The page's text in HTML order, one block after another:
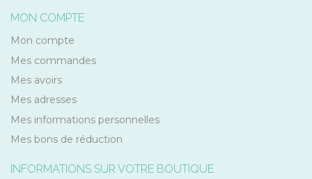
MON COMPTE
Mon compte
Mes commandes
Mes avoirs
Mes adresses
Mes informations personnelles
Mes bons de réduction
INFORMATIONS SUR VOTRE BOUTIQUE